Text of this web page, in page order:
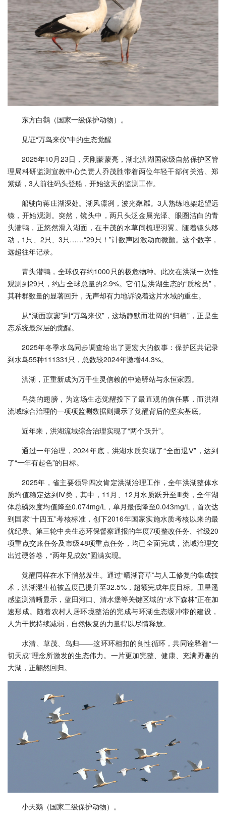
东方白鹳（国家一级保护动物）。
见证“万鸟来仪”中的生态觉醒
2025年10月23日，天刚蒙蒙亮，湖北洪湖国家级自然保护区管
理局科研监测宣教中心负责人乔茂胜带着两位年轻干部何关浩、郑
紫嫣，3人前往码头登船，开始这天的监测工作。
船驶向蒋庄湖深处。湖风凛冽，波光粼粼。3人熟练地架起望远
镜，开始观测。突然，镜头中，两只头泛金属光泽、眼圈洁白的青
头潜鸭，正悠然滑入湖面，在丰茂的水草间梳理羽翼。随着镜头移
动，1只、2只、3只……“29只！”计数声因激动而微颤。这个数字，
远超往年记录。
青头潜鸭，全球仅存约1000只的极危物种。此次在洪湖一次性
观测到29只，约占全球总量的2.9%。它们是洪湖生态的“质检员”，
其种群数量的显著回升，无声却有力地诉说着这片水域的重生。
从“湖面寂寥”到“万鸟来仪”，这场静默而壮阔的“归栖”，正是生
态系统最深层的觉醒。
2025年冬季水鸟同步调查给出了更宏大的叙事：保护区共记录
到水鸟55种111331只，总数较2024年激增44.3%。
洪湖，正重新成为万千生灵信赖的中途驿站与永恒家园。
鸟类的翅膀，为这场生态觉醒投下了最直观的信任票，而洪湖
流域综合治理的一项项监测数据则揭示了觉醒背后的坚实基底。
近年来，洪湖流域综合治理实现了“两个跃升”。
通过一年治理，2024年底，洪湖水质实现了“全面退Ⅴ”，达到
了“一年有起色”的目标。
2025年，省主要领导四次肯定洪湖治理工作，全年洪湖整体水
质均值稳定达到Ⅳ类，其中，11月、12月水质跃升至Ⅲ类，全年湖
体总磷浓度均值降至0.074mg/L，单月最低降至0.043mg/L，首次达
到国家“十四五”考核标准，创下2016年国家实施水质考核以来的最
优纪录。第三轮中央生态环保督察通报的年度7项整改任务、省级20
项重点交账任务及市级48项重点任务，均已全面完成，流域治理交
出过硬答卷，“两年见成效”圆满实现。
觉醒同样在水下悄然发生。通过“晒湖育草”与人工修复的集成技
术，洪湖湿生植被盖度已提升至32.5%，超额完成年度目标。卫星遥
感监测清晰显示，蓝田河口、清水堡等关键区域的“水下森林”正在加
速形成。随着农村人居环境整治的完成与环湖生态缓冲带的建设，
人为干扰持续减弱，自然恢复的力量得以尽情释放。
水清、草茂、鸟归——这环环相扣的良性循环，共同诠释着“一
切天成”理念所激发的生态伟力。一片更加完整、健康、充满野趣的
大湖，正翩然回归。
小天鹅（国家二级保护动物）。